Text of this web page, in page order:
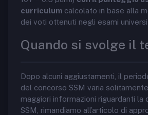
curriculum calcolato in base alla
dei voti ottenuti negli esami
Quando si svolge il
Dopo alcuni aggiustamenti, il
del concorso SSM varia
maggiori informazioni riguardanti la
SSM, rimandiamo all’articolo di